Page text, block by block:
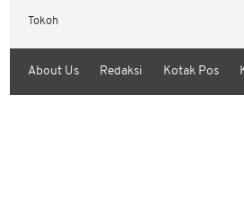
Tokoh
About Us Redaksi Kotak Pos